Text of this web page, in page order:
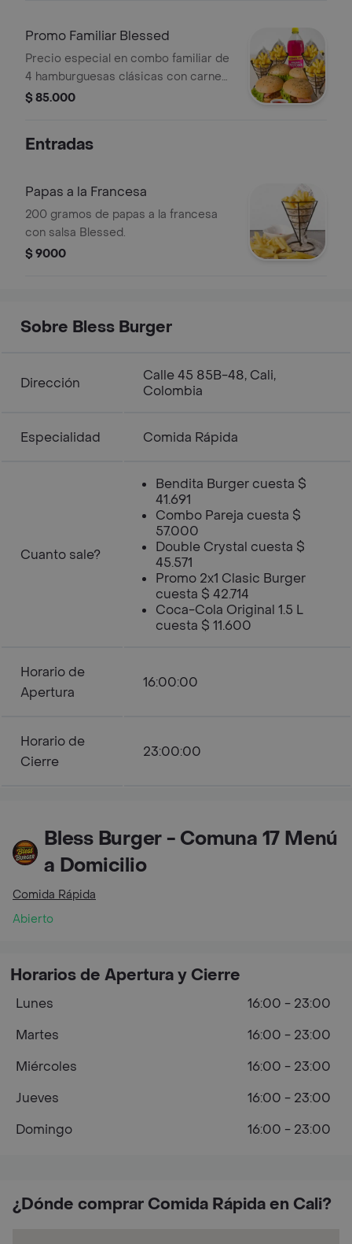
Blessed.
Promo Familiar Blessed
Precio especial en combo familiar de
4 hamburguesas clásicas con carne
nacional y tocineta ahumada, 4
disponible).
$ 85.000
Entradas
Papas a la Francesa
200 gramos de papas a la francesa
con salsa Blessed.
$ 9000
Sobre Bless Burger
Dirección
Calle 45 85B-48, Cali,
Colombia
Especialidad Comida Rápida
Cuanto sale?
Bendita Burger cuesta $
41.691
Combo Pareja cuesta $
57.000
Double Crystal cuesta $
45.571
Promo 2x1 Clasic Burger
cuesta $ 42.714
Coca-Cola Original 1.5 L
cuesta $ 11.600
Horario de
Apertura
16:00:00
Horario de
Cierre
23:00:00
Bless Burger - Comuna 17 Menú
a Domicilio
Comida Rápida
Abierto
¿Dónde comprar Comida Rápida en Cali?
Horarios de Apertura y Cierre
Lunes
16:00 - 23:00
Martes
16:00 - 23:00
Miércoles
16:00 - 23:00
Jueves
16:00 - 23:00
Domingo
16:00 - 23:00